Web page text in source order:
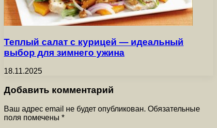
Теплый салат с курицей — идеальный
выбор для зимнего ужина
18.11.2025
Добавить комментарий
Ваш адрес email не будет опубликован. Обязательные
поля помечены *